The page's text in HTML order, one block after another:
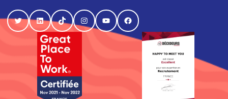
TwitterLinkedInTikTokInstagram
YouTubeFacebook